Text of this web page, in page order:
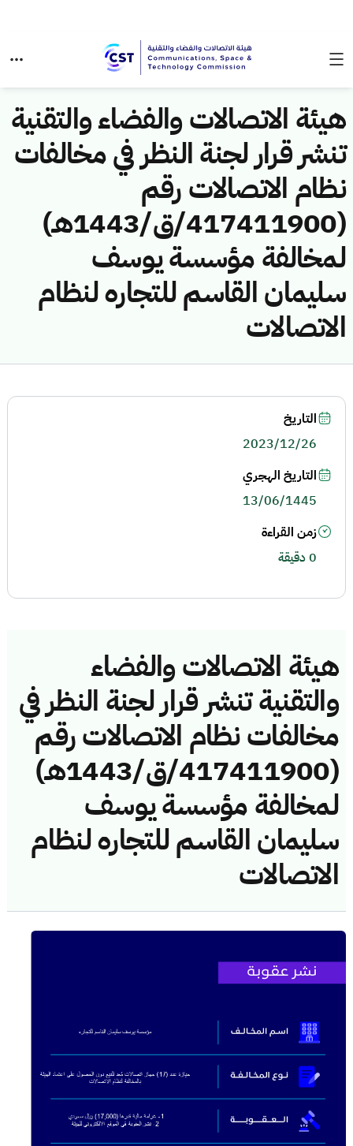
هيئة الاتصالات والفضاء والتقنية
تنشر قرار لجنة النظر في مخالفات
نظام الاتصالات رقم
(417411900/ق/1443هـ)
لمخالفة مؤسسة يوسف
سليمان القاسم للتجاره لنظام
الاتصالات
هيئة الاتصالات والفضاء
والتقنية تنشر قرار لجنة النظر في
مخالفات نظام الاتصالات رقم
(417411900/ق/1443هـ)
لمخالفة مؤسسة يوسف
سليمان القاسم للتجاره لنظام
الاتصالات
التاريخ
2023/12/26
التاريخ الهجري
13/06/1445
زمن القراءة
0 دقيقة